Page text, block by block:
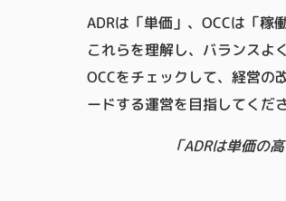
ADRは「単価」、OCCは「
これらを理解し、バランスよ
OCCをチェックして、経営の
ードする運営を目指してくださ
「ADRは単価の